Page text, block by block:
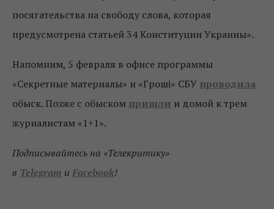
посягательства на свободу слова, которая
предусмотрена статьей 34 Конституции Украины».
Напомним, 5 февраля в офисе программы
«Секретные материалы» и «Гроші» СБУ проводила
обыск. Позже с обыском пришли и домой к трем
журналистам «1+1».
Подписывайтесь на «Телекритику»
в Telegram и Facebook!